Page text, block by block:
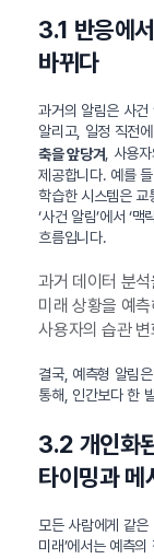
3.1 반응에
바뀌다
과거의 알림은 사건
알리고, 일정 직전
축을 앞당겨 , 사용
제공합니다. 예를
학습한 시스템은 교
‘사건 알림’에서 ‘
흐름입니다.
과거 데이터 분
미래 상황을 예측
사용자의 습관
결국, 예측형 알림
통해, 인간보다 한
3.2 개인화
타이밍과 메
모든 사람에게 같은
미래’에서는 예측